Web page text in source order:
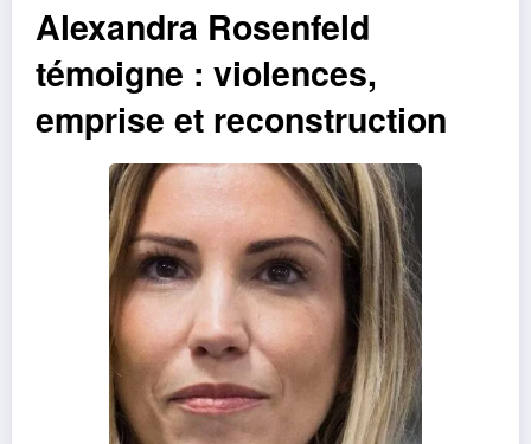
Alexandra Rosenfeld
témoigne : violences,
emprise et reconstruction